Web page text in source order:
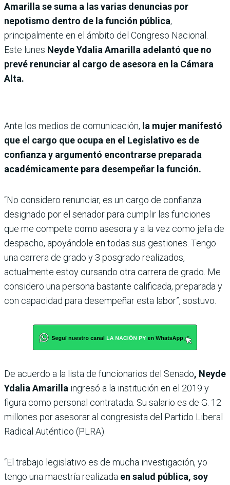
Amarilla se suma a las varias denuncias por
nepotismo dentro de la función pública,
principalmente en el ámbito del Congreso Nacional.
Este lunes Neyde Ydalia Amarilla adelantó que no
prevé renunciar al cargo de asesora en la Cámara
Alta.
Ante los medios de comunicación, la mujer manifestó
que el cargo que ocupa en el Legislativo es de
confianza y argumentó encontrarse preparada
académicamente para desempeñar la función.
“No considero renunciar, es un cargo de confianza
designado por el senador para cumplir las funciones
que me compete como asesora y a la vez como jefa de
despacho, apoyándole en todas sus gestiones. Tengo
una carrera de grado y 3 posgrado realizados,
actualmente estoy cursando otra carrera de grado. Me
considero una persona bastante calificada, preparada y
con capacidad para desempeñar esta labor”, sostuvo.
De acuerdo a la lista de funcionarios del Senado, Neyde
Ydalia Amarilla ingresó a la institución en el 2019 y
figura como personal contratada. Su salario es de G. 12
millones por asesorar al congresista del Partido Liberal
Radical Auténtico (PLRA).
“El trabajo legislativo es de mucha investigación, yo
tengo una maestría realizada en salud pública, soy